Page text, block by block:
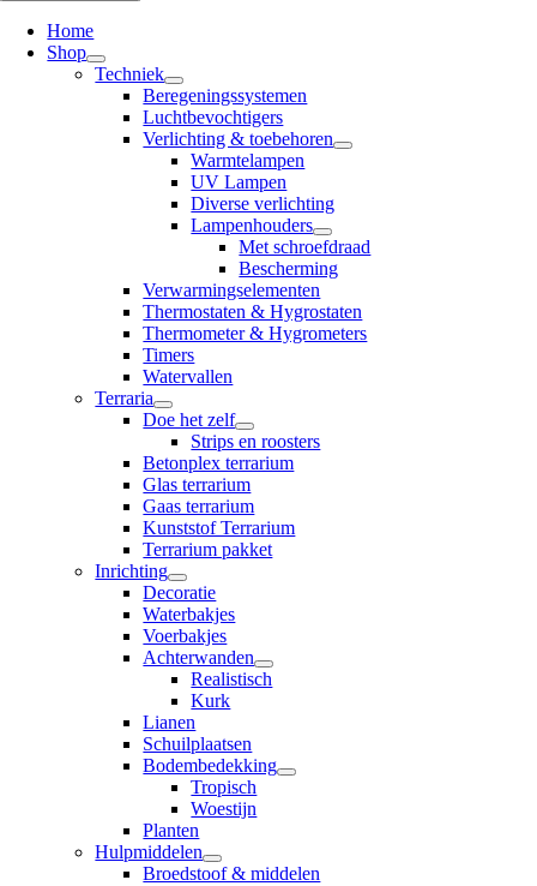
Home
Shop
Techniek
Beregeningssystemen
Luchtbevochtigers
Verlichting & toebehoren
Warmtelampen
UV Lampen
Diverse verlichting
Lampenhouders
Met schroefdraad
Bescherming
Verwarmingselementen
Thermostaten & Hygrostaten
Thermometer & Hygrometers
Timers
Watervallen
Terraria
Doe het zelf
Strips en roosters
Betonplex terrarium
Glas terrarium
Gaas terrarium
Kunststof Terrarium
Terrarium pakket
Inrichting
Decoratie
Waterbakjes
Voerbakjes
Achterwanden
Realistisch
Kurk
Lianen
Schuilplaatsen
Bodembedekking
Tropisch
Woestijn
Planten
Hulpmiddelen
Broedstoof & middelen